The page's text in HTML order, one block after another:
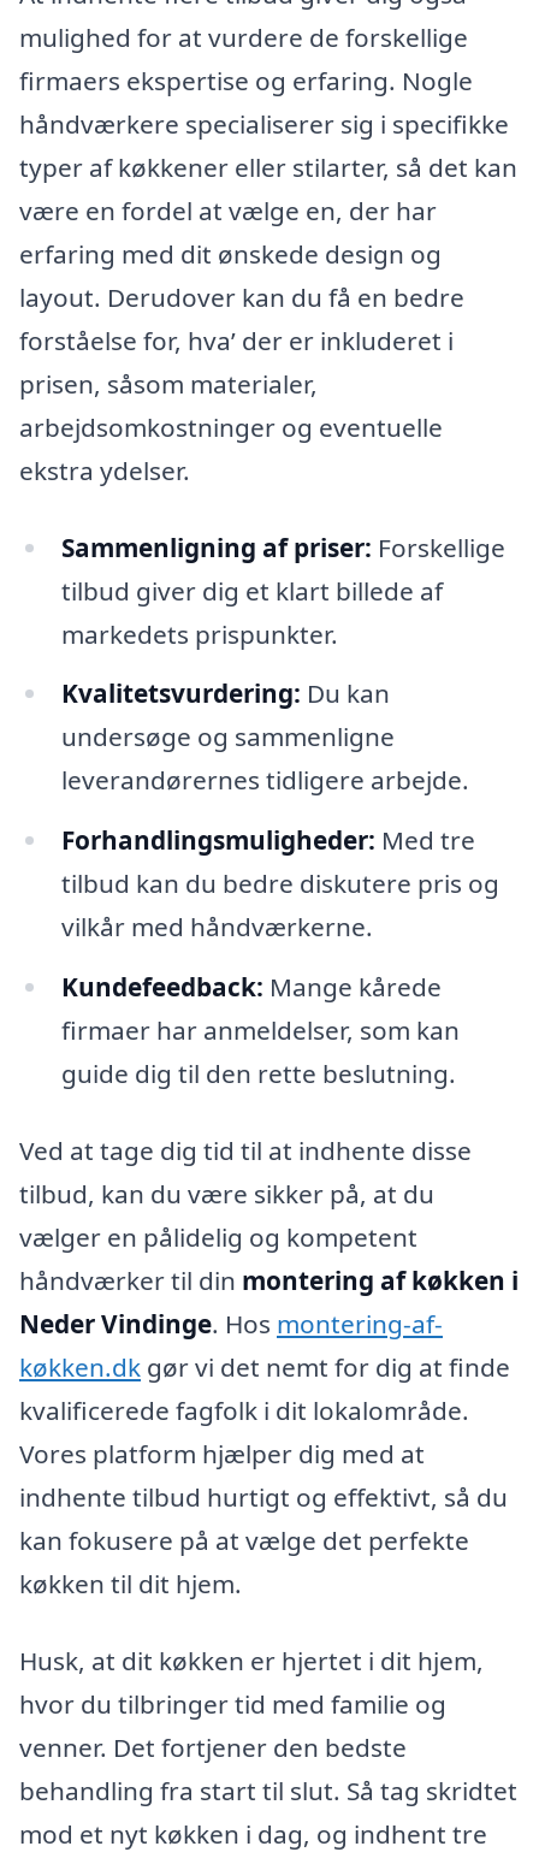
mulighed for at vurdere de forskellige
firmaers ekspertise og erfaring. Nogle
håndværkere specialiserer sig i specifikke
typer af køkkener eller stilarter, så det kan
være en fordel at vælge en, der har
erfaring med dit ønskede design og
layout. Derudover kan du få en bedre
forståelse for, hva’ der er inkluderet i
prisen, såsom materialer,
arbejdsomkostninger og eventuelle
ekstra ydelser.
Sammenligning af priser: Forskellige
tilbud giver dig et klart billede af
markedets prispunkter.
Kvalitetsvurdering: Du kan
undersøge og sammenligne
leverandørernes tidligere arbejde.
Forhandlingsmuligheder: Med tre
tilbud kan du bedre diskutere pris og
vilkår med håndværkerne.
Kundefeedback: Mange kårede
firmaer har anmeldelser, som kan
guide dig til den rette beslutning.
Ved at tage dig tid til at indhente disse
tilbud, kan du være sikker på, at du
vælger en pålidelig og kompetent
håndværker til din montering af køkken i
Neder Vindinge. Hos montering-af-
køkken.dk gør vi det nemt for dig at finde
kvalificerede fagfolk i dit lokalområde.
Vores platform hjælper dig med at
indhente tilbud hurtigt og effektivt, så du
kan fokusere på at vælge det perfekte
køkken til dit hjem.
Husk, at dit køkken er hjertet i dit hjem,
hvor du tilbringer tid med familie og
venner. Det fortjener den bedste
behandling fra start til slut. Så tag skridtet
mod et nyt køkken i dag, og indhent tre